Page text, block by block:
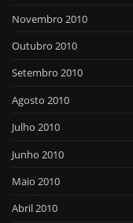
Novembro 2010
Outubro 2010
Setembro 2010
Agosto 2010
Julho 2010
Junho 2010
Maio 2010
Abril 2010